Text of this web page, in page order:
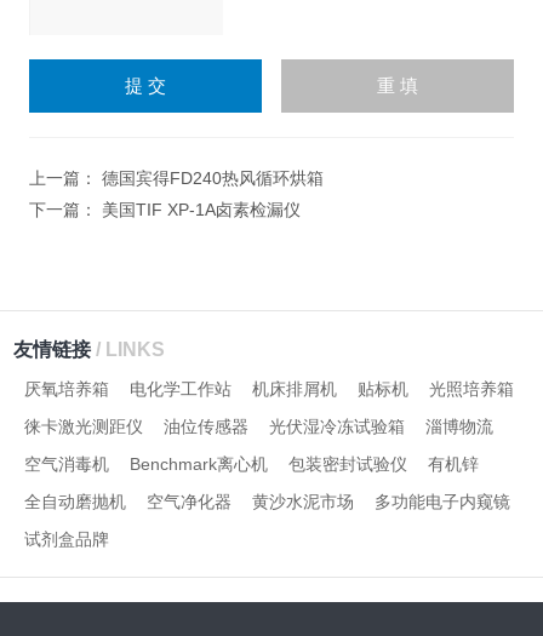
上一篇： 德国宾得FD240热风循环烘箱
下一篇： 美国TIF XP-1A卤素检漏仪
友情链接/ LINKS
厌氧培养箱 电化学工作站 机床排屑机 贴标机
光照培养箱
徕卡激光测距仪
油位传感器 光伏湿冷冻试验箱
淄博物流
空气消毒机
Benchmark离心机 包装密封试验仪
有机锌
全自动磨抛机
空气净化器 黄沙水泥市场
多功能电子内窥镜
试剂盒品牌